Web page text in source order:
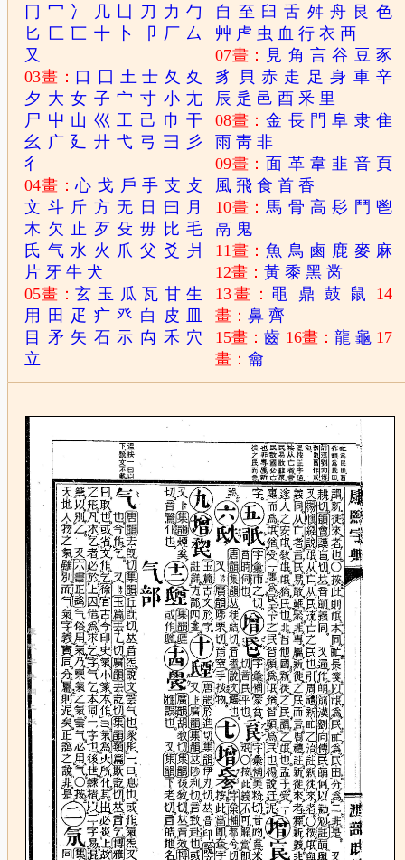
冂 冖 冫 几 凵 刀 力 勹
匕 匚 匸 十 卜 卩 厂 厶
又
03畫： 口 囗 土 士 夂 夊
夕 大 女 子 宀 寸 小 尢
尸 屮 山 巛 工 己 巾 干
幺 广 廴 廾 弋 弓 彐
彡
彳
04畫：心 戈 戶 手 支 攴
文 斗 斤 方 无 日 曰 月
木 欠 止 歹 殳 毋 比 毛
氏 气 水 火 爪 父 爻 爿
片 牙 牛 犬
05畫：玄 玉 瓜 瓦 甘 生
用
田 疋 疒 癶 白 皮
目
矛 矢 石 示 禸 禾 穴
立
自 至 臼 舌 舛 舟 艮 色
艸 虍 虫 血 行 衣 襾
07畫： 見 角 言 谷 豆 豕
豸
貝 赤 走 足 身 車 辛
辰 辵 邑 酉 釆 里
08畫：金 長 門 阜 隶 隹
雨 靑 非
09畫： 面 革 韋 韭 音 頁
風 飛 食 首 香
10畫：馬 骨 高 髟 鬥 鬯
鬲 鬼
11畫：魚 鳥 鹵 鹿 麥 麻
12畫：黃 黍 黑 黹
13畫： 黽 鼎 鼓 鼠
14
畫：鼻 齊
15畫：齒 16畫： 龍 龜 17
畫：龠